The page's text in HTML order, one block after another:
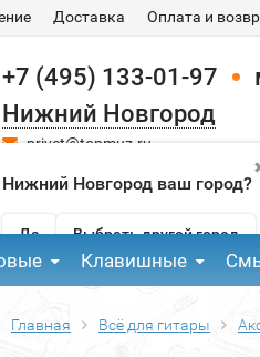
Доставка Оплата и
+7 (495) 133-01-97
Нижний Новгород
Нижний Новгород ваш город?
Да Выбрать другой город
privet@topmuz.ru
Клавишные
Главная Всё для гитары